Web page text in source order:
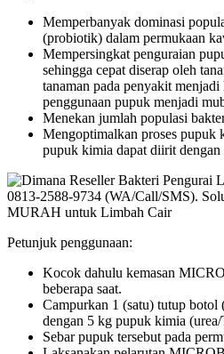
Memperbanyak dominasi
(probiotik) dalam permukaan
Mempersingkat penguraian
sehingga cepat diserap oleh
tanaman pada penyakit
penggunaan pupuk menjadi
Menekan jumlah populasi
Mengoptimalkan proses pupuk
pupuk kimia dapat diirit dengan
Petunjuk penggunaan:
Kocok dahulu kemasan
beberapa saat.
Campurkan 1 (satu) tutup
dengan 5 kg pupuk kimia
Sebar pupuk tersebut pada